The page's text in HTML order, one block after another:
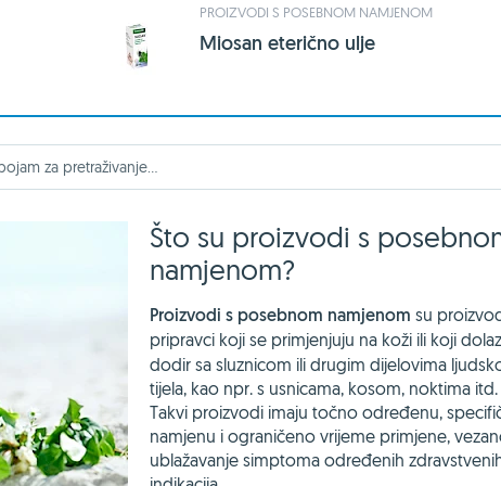
PROIZVODI S POSEBNOM NAMJENOM
Miosan eterično ulje
Što su proizvodi s
namjenom?
Proizvodi s posebnom namjenom su
pripravci koji se primjenjuju na koži ili koji
dodir sa sluznicom ili drugim dijelovima
tijela, kao npr. s usnicama, kosom, noktima itd.
Takvi proizvodi imaju točno određenu,
namjenu i ograničeno vrijeme primjene,
ublažavanje simptoma određenih